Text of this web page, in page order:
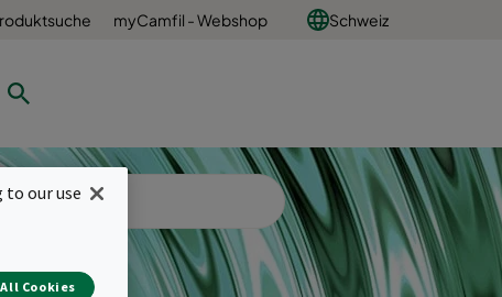
myCamfil - Webshop Schweiz
to our use
Cookies